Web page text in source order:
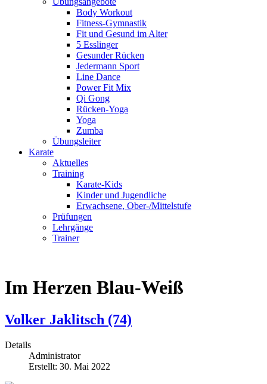
Body Workout
Fitness-Gymnastik
Fit und Gesund im Alter
5 Esslinger
Gesunder Rücken
Jedermann Sport
Line Dance
Power Fit Mix
Qi Gong
Rücken-Yoga
Yoga
Zumba
Übungsleiter
Karate
Aktuelles
Training
Karate-Kids
Kinder und Jugendliche
Erwachsene, Ober-/Mittelstufe
Prüfungen
Lehrgänge
Trainer
Im Herzen Blau-Weiß
Volker Jaklitsch (74)
Details
Administrator
Erstellt: 30. Mai 2022